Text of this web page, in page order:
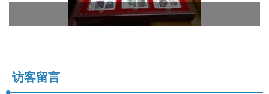
访客留言